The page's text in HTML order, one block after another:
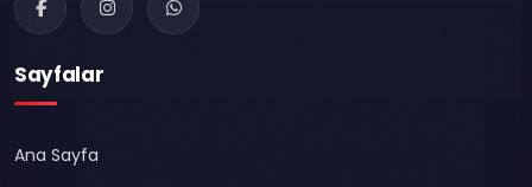
Sayfalar
Ana Sayfa